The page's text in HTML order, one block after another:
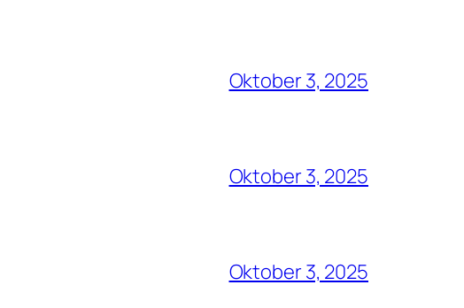
Oktober 3, 2025
Oktober 3, 2025
Oktober 3, 2025